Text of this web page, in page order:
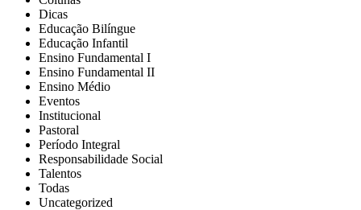
Dicas
Educação Bilíngue
Educação Infantil
Ensino Fundamental I
Ensino Fundamental II
Ensino Médio
Eventos
Institucional
Pastoral
Período Integral
Responsabilidade Social
Talentos
Todas
Uncategorized